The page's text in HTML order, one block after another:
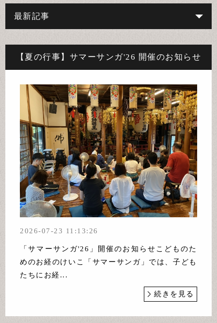
最新記事
【夏の行事】サマーサンガ'26 開催のお知らせ
2026-07-23 11:13:26
「サマーサンガ'26」開催のお知らせこどものた
めのお経のけいこ「サマーサンガ」では、子ども
たちにお経...
続きを見る